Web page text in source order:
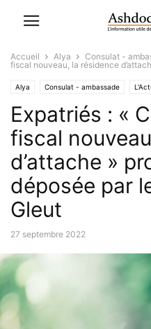
Accueil Alya Consulat -
fiscal nouveau, la résidence
Alya Consulat - ambassade
Favoris International les
Expatriés : «
fiscal
d’attache »
déposée par
Gleut
27 septembre 2022